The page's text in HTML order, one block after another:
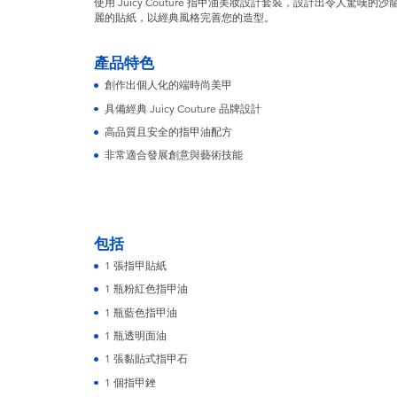
麗的貼紙，以經典風格完善您的造型。
產品特色
創作出個人化的端時尚美甲
具備經典 Juicy Couture 品牌設計
高品質且安全的指甲油配方
非常適合發展創意與藝術技能
包括
1 張指甲貼紙
1 瓶粉紅色指甲油
1 瓶藍色指甲油
1 瓶透明面油
1 張黏貼式指甲石
1 個指甲銼